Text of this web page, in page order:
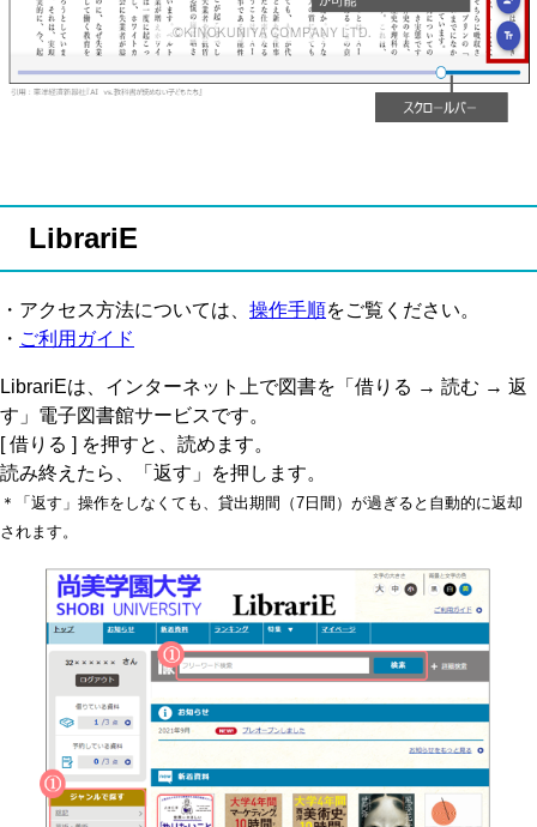
LibrariE
・アクセス方法については、 操作手順をご覧ください。
・ ご利用ガイド
LibrariEは、インターネット上で図書を「借りる → 読む → 返
す」電子図書館サービスです。
[ 借りる ] を押すと、読めます。
読み終えたら、「返す」を押します。
＊「返す」操作をしなくても、貸出期間（7日間）が過ぎると自動的に返却
されます。